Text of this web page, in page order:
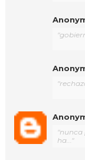
"nunca
ha..."